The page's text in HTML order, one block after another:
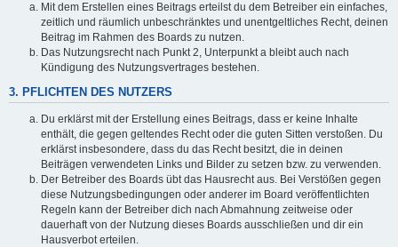
Mit dem Erstellen eines Beitrags erteilst du dem Betreiber ein einfaches,
zeitlich und räumlich unbeschränktes und unentgeltliches Recht, deinen
Beitrag im Rahmen des Boards zu nutzen.
Das Nutzungsrecht nach Punkt 2, Unterpunkt a bleibt auch nach
Kündigung des Nutzungsvertrages bestehen.
3. PFLICHTEN DES NUTZERS
Du erklärst mit der Erstellung eines Beitrags, dass er keine Inhalte
enthält, die gegen geltendes Recht oder die guten Sitten verstoßen. Du
erklärst insbesondere, dass du das Recht besitzt, die in deinen
Beiträgen verwendeten Links und Bilder zu setzen bzw. zu verwenden.
Der Betreiber des Boards übt das Hausrecht aus. Bei Verstößen gegen
diese Nutzungsbedingungen oder anderer im Board veröffentlichten
Regeln kann der Betreiber dich nach Abmahnung zeitweise oder
dauerhaft von der Nutzung dieses Boards ausschließen und dir ein
Hausverbot erteilen.